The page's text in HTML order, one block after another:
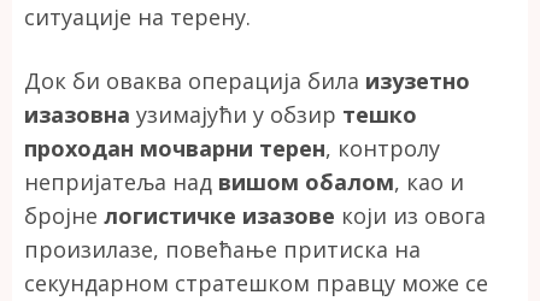
ситуације на терену.
Док би оваква операција била изузетно
изазовна узимајући у обзир тешко
проходан мочварни терен, контролу
непријатеља над вишом обалом, као и
бројне логистичке изазове који из овога
произилазе, повећање притиска на
секундарном стратешком правцу може се